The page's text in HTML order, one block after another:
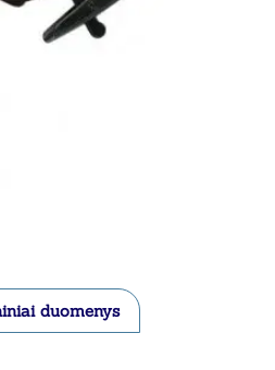
duomenys